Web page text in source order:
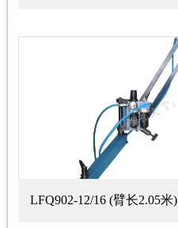
LFQ902-12/16 (臂长2.05米)